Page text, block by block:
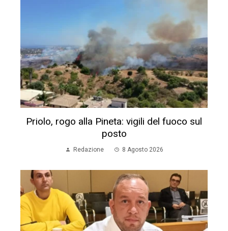
Priolo, rogo alla Pineta: vigili del fuoco sul
posto
Redazione 8 Agosto 2026